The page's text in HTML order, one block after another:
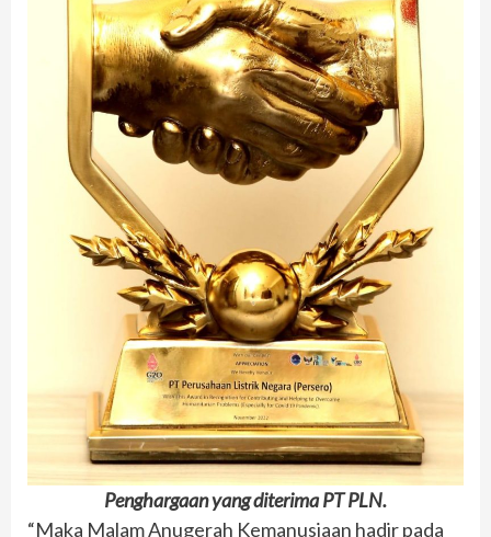
Penghargaan yang diterima PT PLN.
“Maka Malam Anugerah Kemanusiaan hadir pada